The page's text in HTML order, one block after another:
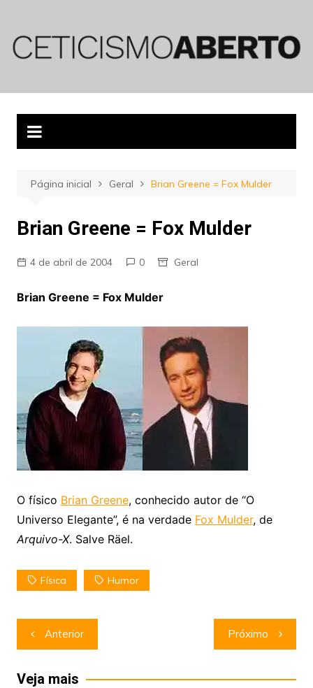
conteúdo
Página inicial Geral Brian Greene = Fox Mulder
Brian Greene = Fox Mulder
4 de abril de 2004 0 Geral
Brian Greene = Fox Mulder
O físico Brian Greene, conhecido autor de “O
Universo Elegante”, é na verdade Fox Mulder, de
Arquivo-X. Salve Räel.
Física Humor
Navegação
de
Post
Anterior Próximo
Veja mais